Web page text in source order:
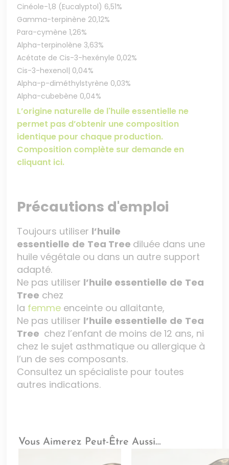
Cinéole-1,8 (Eucalyptol) 6,51%
Gamma-terpinène 20,12%
Para-cymène 1,26%
Alpha-terpinolène 3,63%
Acétate de Cis-3-hexényle 0,02%
Cis-3-hexenol| 0,04%
Alpha-p-diméthylstyrène 0,03%
Alpha-cubebène 0,04%
L’origine naturelle de l'huile essentielle ne
permet pas d’obtenir une composition
identique pour chaque production.
Composition complète sur demande en
cliquant ici.
Précautions d'emploi
Toujours utiliser l’huile
essentielle de Tea Tree diluée dans une
huile végétale ou dans un autre support
adapté.
Ne pas utiliser l’huile essentielle de Tea
Tree chez
la femme enceinte ou allaitante,
Ne pas utiliser l’huile essentielle de Tea
Tree chez l’enfant de moins de 12 ans, ni
chez le sujet asthmatique ou allergique à
l’un de ses composants.
Consultez un spécialiste pour toutes
autres indications.
Vous Aimerez Peut-Être Aussi…